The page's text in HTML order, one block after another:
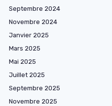
Septembre 2024
Novembre 2024
Janvier 2025
Mars 2025
Mai 2025
Juillet 2025
Septembre 2025
Novembre 2025